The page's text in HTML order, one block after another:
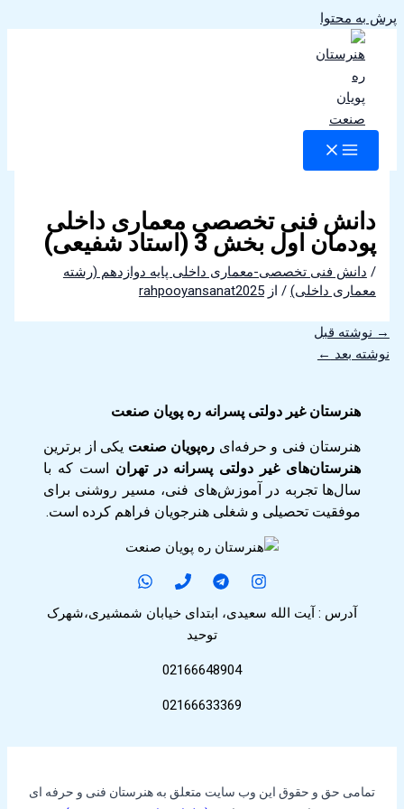
پرش به محتوا
دانش فنی تخصصی معماری داخلی
پودمان اول بخش 3 (استاد شفیعی)
/ دانش فنی تخصصی-معماری داخلی پایه دوازدهم (رشته
معماری داخلی) / از rahpooyansanat2025
→ نوشته قبل
نوشته بعد ←
هنرستان غیر دولتی پسرانه ره پویان صنعت
هنرستان فنی و حرفه‌ای ره‌پویان صنعت یکی از برترین
هنرستان‌های غیر دولتی پسرانه در تهران است که با
سال‌ها تجربه در آموزش‌های فنی، مسیر روشنی برای
موفقیت تحصیلی و شغلی هنرجویان فراهم کرده است.
آدرس : آیت الله سعیدی، ابتدای خیابان شمشیری،شهرک
توحید
02166648904
02166633369
تمامی حق و حقوق این وب سایت متعلق به هنرستان فنی و حرفه ای